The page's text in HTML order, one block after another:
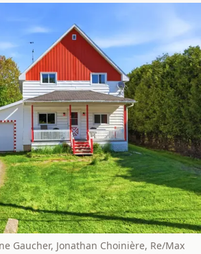
Gaucher, Jonathan Choinière, Re/Max